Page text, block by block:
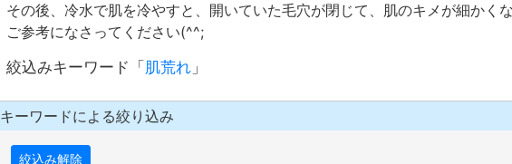
その後、冷水で肌を冷やすと、開いていた毛穴が閉じて、肌のキメが細かく
ご参考になさってください(^^;
絞込みキーワード「 肌荒れ 」
キーワードによる絞り込み
絞込み解除